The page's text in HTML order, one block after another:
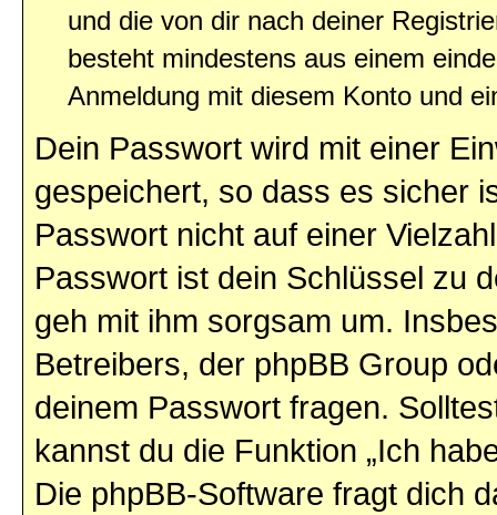
und die von dir nach deiner
besteht mindestens aus einem
Anmeldung mit diesem Konto und
Dein Passwort wird mit einer
gespeichert, so dass es sicher
Passwort nicht auf einer
Passwort ist dein Schlüssel zu
geh mit ihm sorgsam um.
Betreibers, der phpBB Group
deinem Passwort fragen.
kannst du die Funktion „Ich
Die phpBB-Software fragt dich